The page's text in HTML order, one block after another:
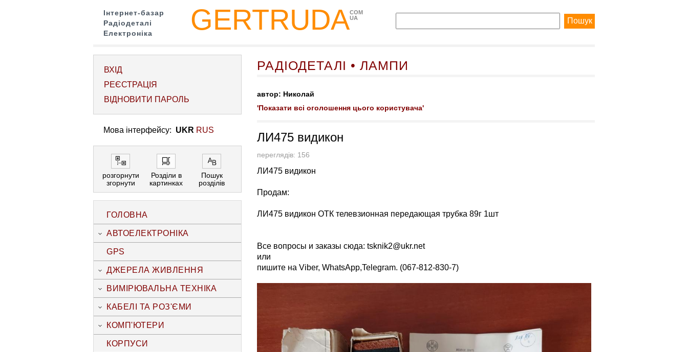
Інтернет-базар
Радіодеталі
Електроніка
GERTRUDACOM
UA
ВХІД
РЕЄСТРАЦІЯ
ВІДНОВИТИ ПАРОЛЬ
Мова інтерфейсу: UKR RUS
розгорнути
згорнути
Розділи в
картинках
Пошук
розділів
ГОЛОВНА
АВТОЕЛЕКТРОНІКА
GPS
ДЖЕРЕЛА ЖИВЛЕННЯ
ВИМІРЮВАЛЬНА ТЕХНІКА
КАБЕЛІ ТА РОЗ'ЄМИ
КОМП'ЮТЕРИ
КОРПУСИ
РАДІОДЕТАЛІ • ЛАМПИ
автор: Николай
'Показати всі оголошення цього користувача'
ЛИ475 видикон
переглядів: 156
ЛИ475 видикон
Продам:
ЛИ475 видикон ОТК телевзионная передающая трубка 89г 1шт
Все вопросы и заказы сюда: tsknik2@ukr.net
или
пишите на Viber, WhatsАpp,Telegram. (067-812-830-7)